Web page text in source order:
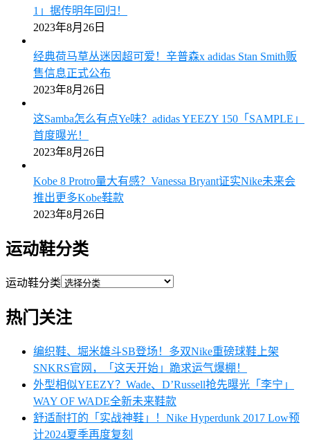
1」据传明年回归！
2023年8月26日
经典荷马草丛迷因超可爱！辛普森x adidas Stan Smith贩
售信息正式公布
2023年8月26日
这Samba怎么有点Ye味？adidas YEEZY 150「SAMPLE」
首度曝光！
2023年8月26日
Kobe 8 Protro量大有感？Vanessa Bryant证实Nike未来会
推出更多Kobe鞋款
2023年8月26日
运动鞋分类
运动鞋分类
热门关注
编织鞋、堀米雄斗SB登场！多双Nike重磅球鞋上架
SNKRS官网，「这天开始」跪求运气爆棚！
外型相似YEEZY？Wade、D’Russell抢先曝光「李宁」
WAY OF WADE全新未来鞋款
舒适耐打的「实战神鞋」！Nike Hyperdunk 2017 Low预
计2024夏季再度复刻